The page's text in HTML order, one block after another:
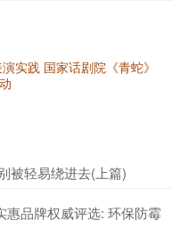
实践 国家话剧院《青蛇》
被轻易绕进去(上篇)
惠品牌权威评选: 环保防霉